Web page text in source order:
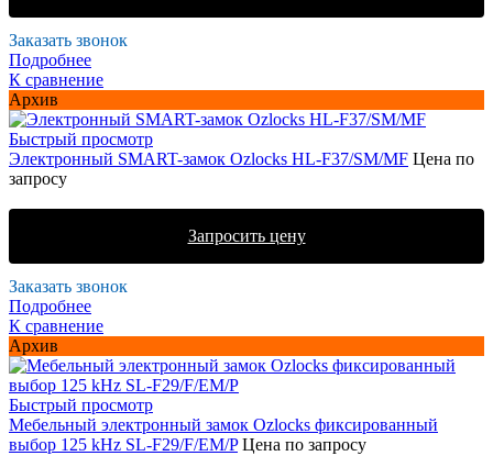
Заказать звонок
Подробнее
К сравнение
Архив
Быстрый просмотр
Электронный SMART-замок Ozlocks HL-F37/SM/MF Цена по
запросу
Запросить цену
Заказать звонок
Подробнее
К сравнение
Архив
Быстрый просмотр
Мебельный электронный замок Ozlocks фиксированный
выбор 125 kHz SL-F29/F/EM/P Цена по запросу